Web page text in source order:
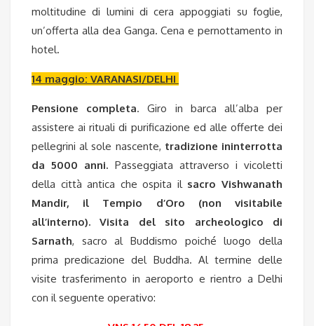
moltitudine di lumini di cera appoggiati su foglie,
un’offerta alla dea Ganga.Cena e pernottamento in
hotel.
14 maggio: VARANASI/DELHI
Pensione completa. Giro in barca all’alba per
assistere ai rituali di purificazione ed alle offerte dei
pellegrini al sole nascente, tradizione ininterrotta
da 5000 anni. Passeggiata attraverso i vicoletti
della città antica che ospita il sacro Vishwanath
Mandir, il Tempio d’Oro (non visitabile
all’interno). Visita del sito archeologico di
Sarnath, sacro al Buddismo poiché luogo della
prima predicazione del Buddha. Al termine delle
visite trasferimento in aeroporto e rientro a Delhi
con il seguente operativo: